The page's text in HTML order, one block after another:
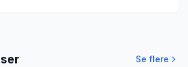
Se flere